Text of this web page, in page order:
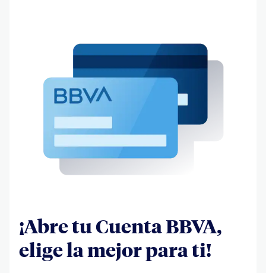
¡Abre tu Cuenta BBVA,
elige la mejor para ti!